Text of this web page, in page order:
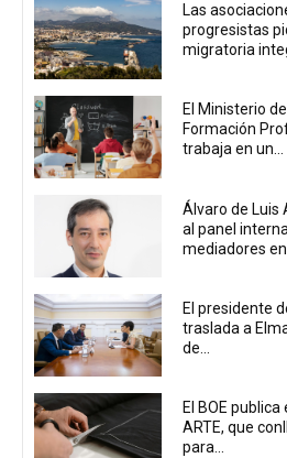
Las
progresistas
migratoria
El Ministerio
Formación
trabaja en un...
Álvaro de Luis
al panel
mediadores
El presidente
traslada a
de...
El BOE
ARTE, que
para...